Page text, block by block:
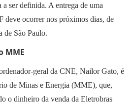
ser definida. A entrega de uma
deve ocorrer nos próximos dias, de
de São Paulo.
MME
geral da CNE, Nailor Gato, é
de Minas e Energia (MME), que,
o dinheiro da venda da Eletrobras